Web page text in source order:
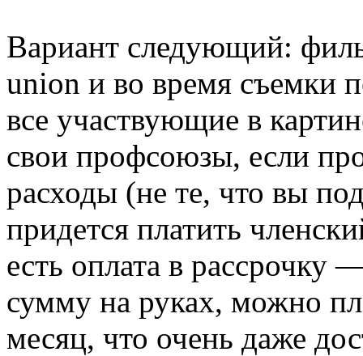
Вариант следующий:
union и во время съемки
все участвующие в
свои профсоюзы, если
расходы (не те, что вы
придется платить
есть оплата в рассрочку
сумму на руках, можно
месяц, что очень даже